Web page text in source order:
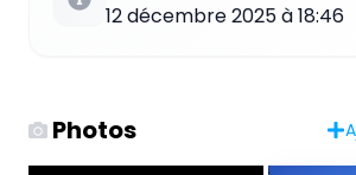
12 décembre 2025 à 18:46
Photos